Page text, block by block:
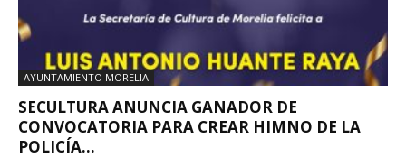
AYUNTAMIENTO MORELIA
SECULTURA ANUNCIA GANADOR DE
CONVOCATORIA PARA CREAR HIMNO DE LA
POLICÍA...